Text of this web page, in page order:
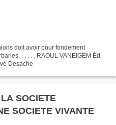
doit avoir pour fondement
. . . . . RAOUL VANEIGEM Éd.
Desache
SOCIETE
SOCIETE VIVANTE